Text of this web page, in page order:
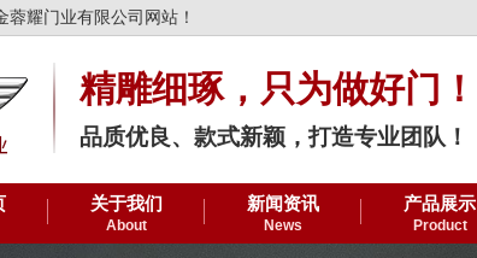
蓉耀门业有限公司网站！
精雕细琢，只为做好门！
品质优良、款式新颖，打造专业团队！
关于我们
About
新闻资讯
News
产品展示
Product